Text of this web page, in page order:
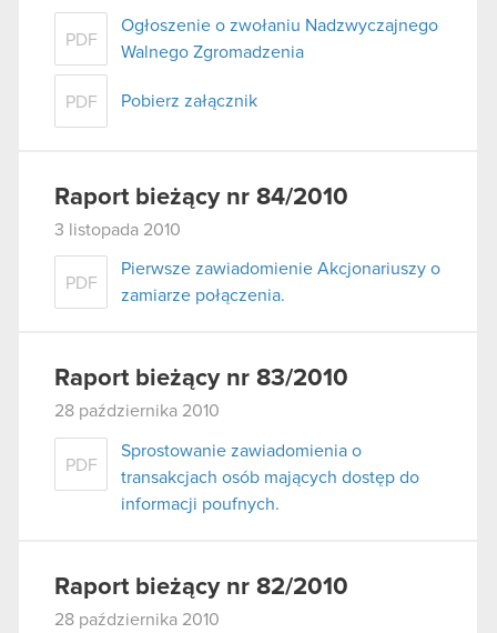
PDF
Ogłoszenie o zwołaniu Nadzwyczajnego
Walnego Zgromadzenia
PDF Pobierz załącznik
Raport bieżący nr 84/2010
3 listopada 2010
PDF
Pierwsze zawiadomienie Akcjonariuszy o
zamiarze połączenia.
Raport bieżący nr 83/2010
28 października 2010
PDF
Sprostowanie zawiadomienia o
transakcjach osób mających dostęp do
informacji poufnych.
Raport bieżący nr 82/2010
28 października 2010